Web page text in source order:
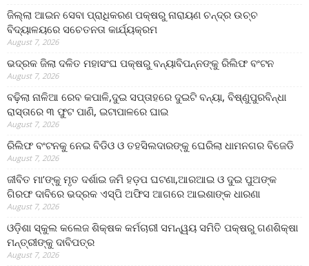
ଜିଲ୍ଲା ଆଇନ ସେବା ପ୍ରାଧିକରଣ ପକ୍ଷରୁ ନାରାୟଣ ଚନ୍ଦ୍ର ଉଚ୍ଚ
ବିଦ୍ୟାଳୟରେ ସଚେତନତା କାର୍ଯ୍ୟକ୍ରମ
August 7, 2026
ଭଦ୍ରକ ଜିଲା ଦଳିତ ମହାସଂଘ ପକ୍ଷରୁ ବନ୍ୟାବିପନ୍ନଙ୍କୁ ରିଲିଫ ବଂଟନ
August 7, 2026
ବଢ଼ିଲା ନାଳିଆ ରେବ କପାଳି,ଦୁଇ ସପ୍ତାହରେ ଦୁଇଟି ବନ୍ୟା, ବିଷ୍ଣୁପୁରବିନ୍ଧା
ରାସ୍ତାରେ ୩ ଫୁଟ ପାଣି, ଇଟାପାଳରେ ଘାଇ
August 7, 2026
ରିଲିଫ ବଂଟନକୁ ନେଇ ବିଡିଓ ଓ ତହସିଲଦାରଙ୍କୁ ଘେରିଲା ଧାମନଗର ବିଜେଡି
August 7, 2026
ଜୀବିତ ମା’ଙ୍କୁ ମୃତ ଦର୍ଶାଇ ଜମି ହଡ଼ପ ଘଟଣା,ଆରଆଇ ଓ ଦୁଇ ପୁଅଙ୍କ
ଗିରଫ ଦାବିରେ ଭଦ୍ରକ ଏସ୍‌ପି ଅଫିସ ଆଗରେ ଆଇଶାଙ୍କ ଧାରଣା
August 7, 2026
ଓଡ଼ିଶା ସ୍କୁଲ କଲେଜ ଶିକ୍ଷକ କର୍ମଚାରୀ ସମନ୍ୱୟ ସମିତି ପକ୍ଷରୁ ଗଣଶିକ୍ଷା
ମନ୍ତ୍ରୀଙ୍କୁ ଦାବିପତ୍ର
August 7, 2026